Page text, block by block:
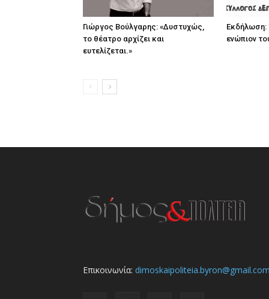
Γιώργος Βούλγαρης: «Δυστυχώς,
το θέατρο αρχίζει και
ευτελίζεται.»
Εκδήλωση:
ενώπιον
Επικοινωνία: dimoskaipoliteia.byron@gmail.com